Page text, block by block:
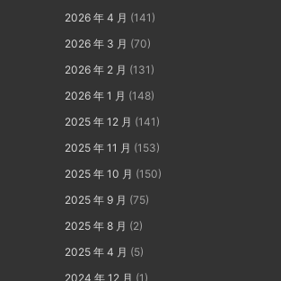
2026 年 4 月 (141)
2026 年 3 月 (70)
2026 年 2 月 (131)
2026 年 1 月 (148)
2025 年 12 月 (141)
2025 年 11 月 (153)
2025 年 10 月 (150)
2025 年 9 月 (75)
2025 年 8 月 (2)
2025 年 4 月 (5)
2024 年 12 月 (1)